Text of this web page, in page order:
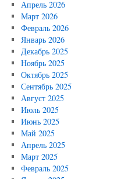
Апрель 2026
Март 2026
Февраль 2026
Январь 2026
Декабрь 2025
Ноябрь 2025
Октябрь 2025
Сентябрь 2025
Август 2025
Июль 2025
Июнь 2025
Май 2025
Апрель 2025
Март 2025
Февраль 2025